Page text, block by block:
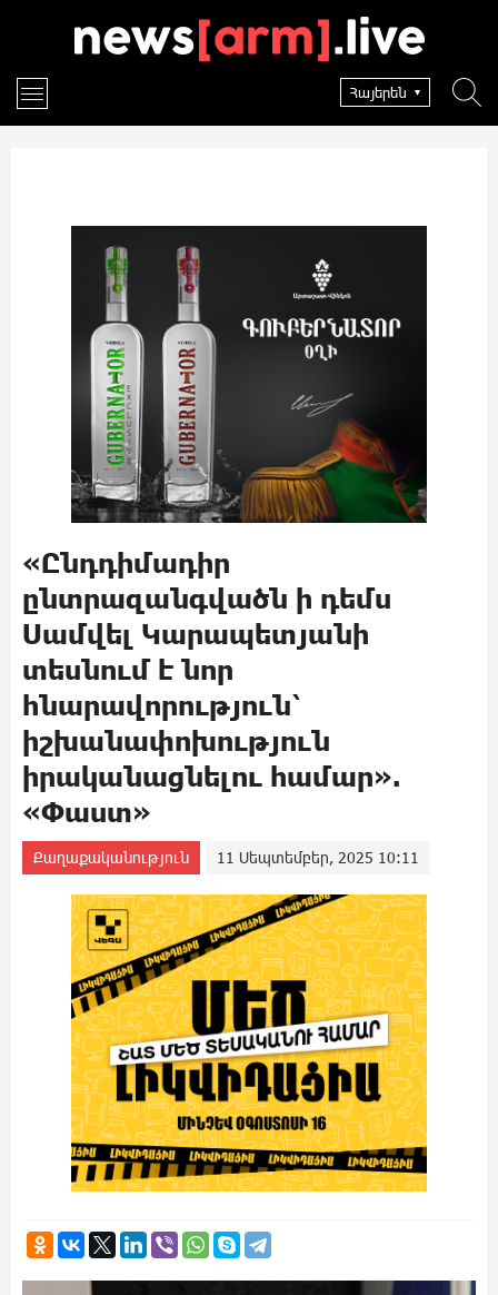
Հայերեն
«Ընդդիմադիր
ընտրազանգվածն ի դեմս
Սամվել Կարապետյանի
տեսնում է նոր
հնարավորություն՝
իշխանափոխություն
իրականացնելու համար».
«Փաստ»
Քաղաքականություն 11 Սեպտեմբեր, 2025 10:11